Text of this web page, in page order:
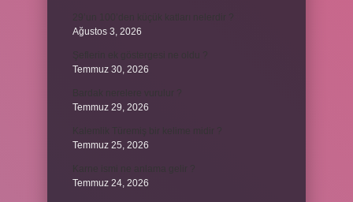
Ağustos 3, 2026
Temmuz 30, 2026
Temmuz 29, 2026
Temmuz 25, 2026
Temmuz 24, 2026